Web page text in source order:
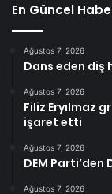
En Güncel
Ağustos 7, 2026
Dans eden diş
Ağustos 7, 2026
Filiz Eryılmaz
işaret etti
Ağustos 7, 2026
DEM
Ağustos 7, 2026